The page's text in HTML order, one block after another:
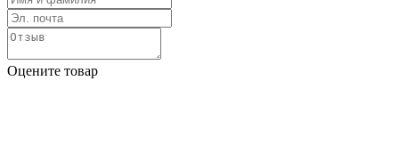
Оцените товар